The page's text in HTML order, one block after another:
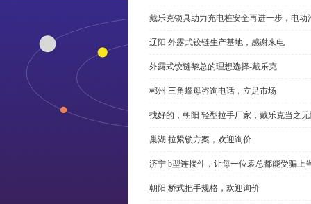
戴乐克锁具助力充电桩安全再进一步，电动
辽阳 外露式铰链生产基地，感谢来电
外露式铰链黎总的理想选择-戴乐克
郴州 三角螺母咨询电话，立足市场
找好的，朝阳 轻型拉手厂家，戴乐克当之
巢湖 拉紧锁方案，欢迎询价
济宁 b型连接件，让每一位袁总都能受骗上
朝阳 桥式把手规格，欢迎询价